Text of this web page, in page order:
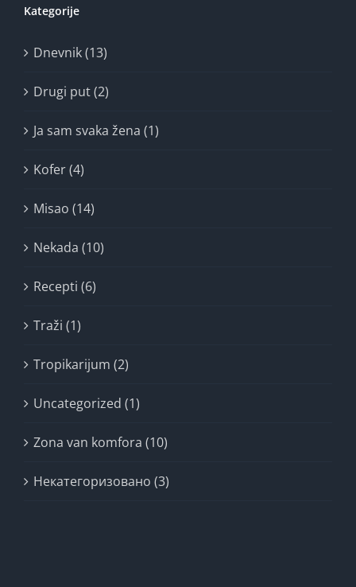
Kategorije
Dnevnik (13)
Drugi put (2)
Ja sam svaka žena (1)
Kofer (4)
Misao (14)
Nekada (10)
Recepti (6)
Traži (1)
Tropikarijum (2)
Uncategorized (1)
Zona van komfora (10)
Некатегоризовано (3)